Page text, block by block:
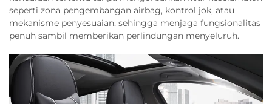
seperti zona pengembangan airbag, kontrol jok, atau
mekanisme penyesuaian, sehingga menjaga fungsionalitas
penuh sambil memberikan perlindungan menyeluruh.